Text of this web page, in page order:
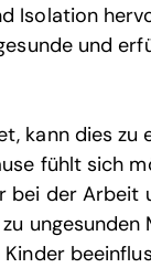
Isolation
und
kann dies zu
fühlt sich
bei der Arbeit